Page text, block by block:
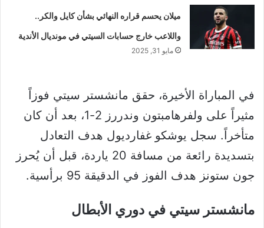
ميلان يحسم قراره النهائي بشأن كايل والكر..
واللاعب خارج حسابات السيتي في مونديال الأندية
مايو 31, 2025
في المباراة الأخيرة، حقق مانشستر سيتي فوزاً
مثيراً على ولفرهامبتون وندررز 2-1، بعد أن كان
متأخراً. سجل يوشكو غفارديول هدف التعادل
بتسديدة رائعة من مسافة 20 ياردة، قبل أن يُحرز
جون ستونز هدف الفوز في الدقيقة 95 برأسية.
مانشستر سيتي في دوري الأبطال